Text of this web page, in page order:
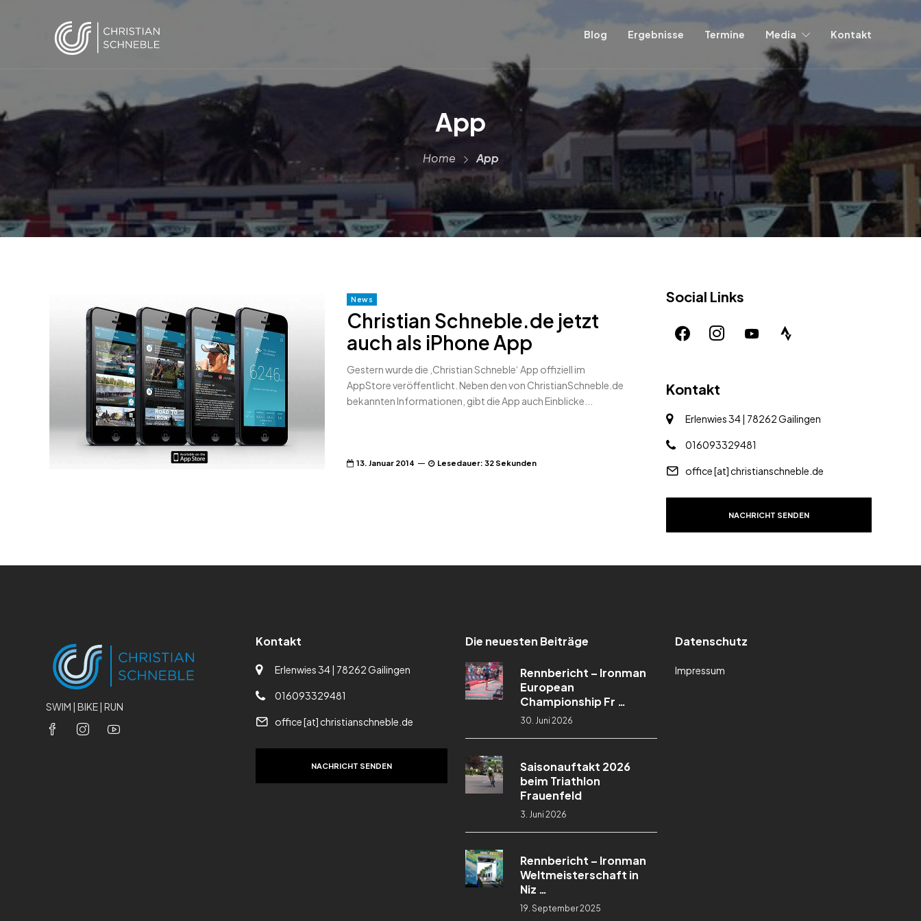
Blog Ergebnisse Termine Media Kontakt
App
Home App
News
Christian Schneble.de jetzt
auch als iPhone App
Gestern wurde die ‚Christian Schneble‘ App offiziell im
AppStore veröffentlicht. Neben den von ChristianSchneble.de
bekannten Informationen, gibt die App auch Einblicke...
13. Januar 2014 Lesedauer: 32 Sekunden
Social Links
Kontakt
Erlenwies 34 | 78262 Gailingen
016093329481
office [at] christianschneble.de
NACHRICHT SENDEN
SWIM | BIKE | RUN
Kontakt
Erlenwies 34 | 78262 Gailingen
016093329481
office [at] christianschneble.de
NACHRICHT SENDEN
Die neuesten Beiträge
Rennbericht – Ironman
European
Championship Fr …
30. Juni 2026
Saisonauftakt 2026
beim Triathlon
Frauenfeld
3. Juni 2026
Rennbericht – Ironman
Weltmeisterschaft in
Niz …
19. September 2025
Datenschutz
Impressum